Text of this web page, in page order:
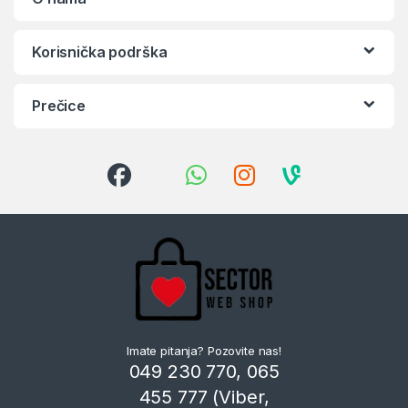
Korisnička podrška
Prečice
Imate pitanja? Pozovite nas!
049 230 770, 065
455 777 (Viber,